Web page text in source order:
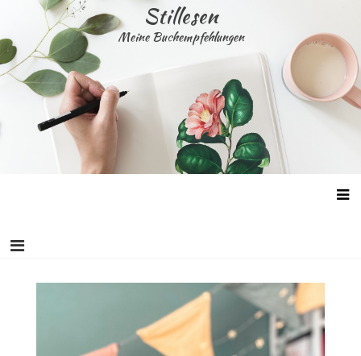
content
Stillesen
Meine Buchempfehlungen